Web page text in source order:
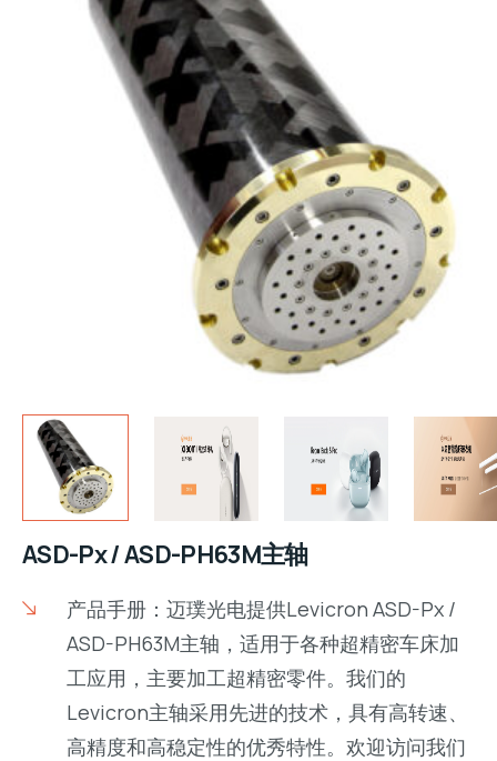
ASD-Px / ASD-PH63M主轴
产品手册：迈璞光电提供Levicron ASD-Px /
ASD-PH63M主轴，适用于各种超精密车床加
工应用，主要加工超精密零件。我们的
Levicron主轴采用先进的技术，具有高转速、
高精度和高稳定性的优秀特性。欢迎访问我们